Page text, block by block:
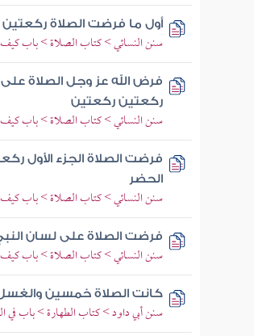
أول ما فرضت الصلاة
سنن النسائي > كتاب الصلاة > باب
فرض الله عز وجل الصلاة
ركعتين ركعتين
سنن النسائي > كتاب الصلاة > باب
فرضت الصلاة الجزء الأول
الحضر
سنن النسائي > كتاب الصلاة > باب
فرضت الصلاة على لسان
سنن النسائي > كتاب الصلاة > باب
كانت الصلاة خمسين والغسل
سنن أبي داود > كتاب الطهارة > باب في